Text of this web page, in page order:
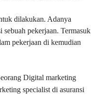
dilakukan. Adanya
sebuah pekerjaan. Termasuk
pekerjaan di kemudian
Digital marketing
specialist di asuransi